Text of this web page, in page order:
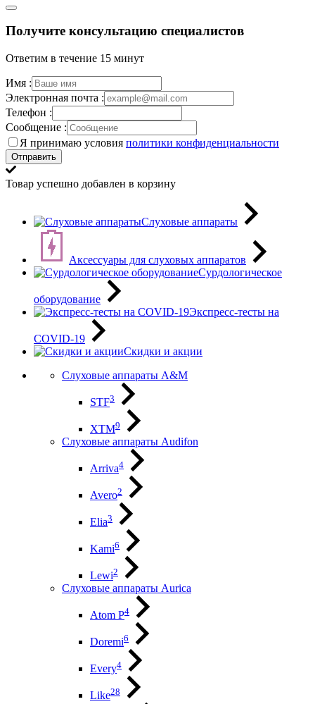
Получите консультацию специалистов
Ответим в течение 15 минут
Имя :
Электронная почта :
Телефон :
Сообщение :
Я принимаю условия политики конфиденциальности
Отправить
Товар успешно добавлен в корзину
Слуховые аппараты
Аксессуары для слуховых аппаратов
Сурдологическое
оборудование
Экспресс-тесты на
COVID-19
Скидки и акции
Слуховые аппараты A&M
STF3
XTM9
Слуховые аппараты Audifon
Arriva4
Avero2
Elia3
Kami6
Lewi2
Слуховые аппараты Aurica
Atom P4
Doremi6
Every4
Like28